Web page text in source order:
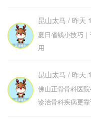
昆山太马 / 昨天
夏日省钱小技巧
用
昆山太马 / 昨天
佛山正骨骨科医
诊治骨科疾病更